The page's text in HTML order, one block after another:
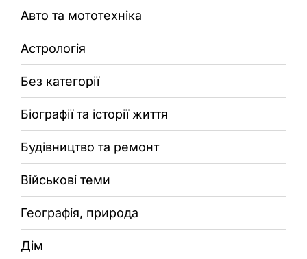
Авто та мототехніка
Астрологія
Без категорії
Біографії та історії життя
Будівництво та ремонт
Військові теми
Географія, природа
Дім